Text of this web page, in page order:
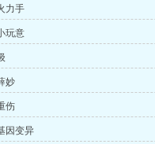
力手
玩意
妙
伤
因变异